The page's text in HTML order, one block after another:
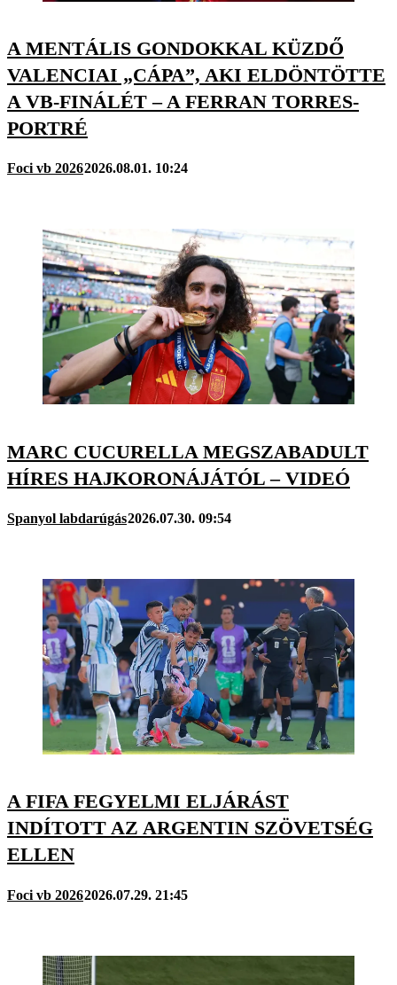
A MENTÁLIS GONDOKKAL KÜZDŐ
VALENCIAI „CÁPA”, AKI ELDÖNTÖTTE
A VB-FINÁLÉT – A FERRAN TORRES-
PORTRÉ
Foci vb 20262026.08.01. 10:24
MARC CUCURELLA MEGSZABADULT
HÍRES HAJKORONÁJÁTÓL – VIDEÓ
Spanyol labdarúgás2026.07.30. 09:54
A FIFA FEGYELMI ELJÁRÁST
INDÍTOTT AZ ARGENTIN SZÖVETSÉG
ELLEN
Foci vb 20262026.07.29. 21:45